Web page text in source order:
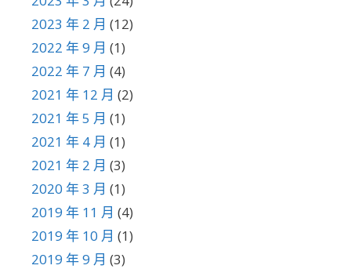
2023 年 2 月 (12)
2022 年 9 月 (1)
2022 年 7 月 (4)
2021 年 12 月 (2)
2021 年 5 月 (1)
2021 年 4 月 (1)
2021 年 2 月 (3)
2020 年 3 月 (1)
2019 年 11 月 (4)
2019 年 10 月 (1)
2019 年 9 月 (3)